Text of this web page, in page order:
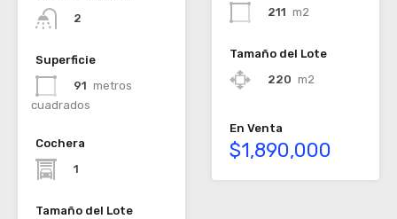
2
Superficie
91 metros
cuadrados
Cochera
1
Tamaño del Lote
211 m2
Tamaño del Lote
220 m2
En Venta
$1,890,000